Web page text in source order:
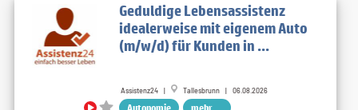
Geduldige Lebensassistenz
idealerweise mit eigenem Auto
(m/w/d) für Kunden in ...
Assistenz24 | Tallesbrunn | 06.08.2026